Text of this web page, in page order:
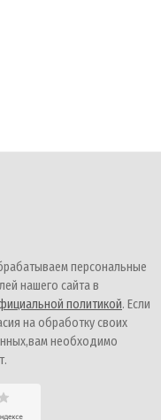
персональные
нашего сайта в
политикой. Если
на обработку своих
необходимо